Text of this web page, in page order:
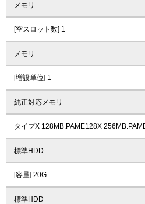
メモリ
[空スロット数] 1
メモリ
[増設単位] 1
純正対応メモリ
タイプX 128MB:PAME128X
標準HDD
[容量] 20G
標準HDD